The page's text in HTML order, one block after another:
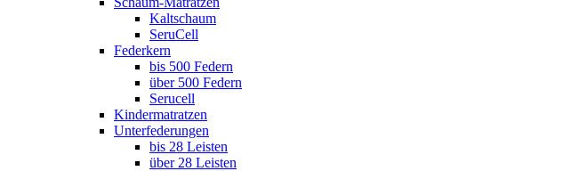
Kaltschaum
SeruCell
Federkern
bis 500 Federn
über 500 Federn
Serucell
Kindermatratzen
Unterfederungen
bis 28 Leisten
über 28 Leisten